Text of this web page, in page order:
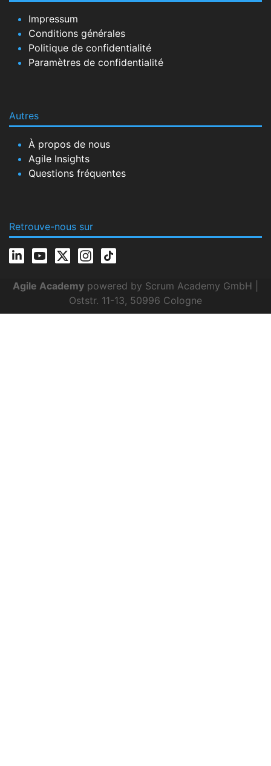
Impressum
Conditions générales
Politique de confidentialité
Paramètres de confidentialité
Autres
À propos de nous
Agile Insights
Questions fréquentes
Retrouve-nous sur
Agile Academy powered by Scrum Academy GmbH |
Oststr. 11-13, 50996 Cologne